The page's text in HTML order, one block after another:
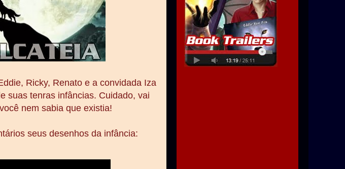
Ricky, Renato e a convidada Iza
suas tenras infâncias. Cuidado, vai
nem sabia que existia!
seus desenhos da infância: